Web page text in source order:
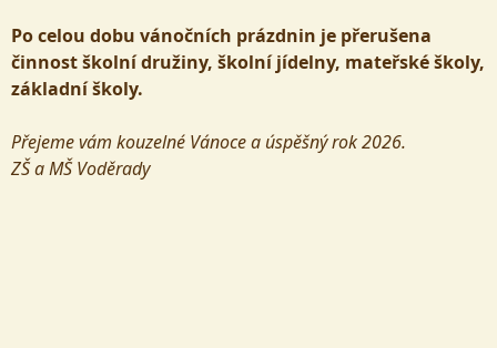
Po celou dobu vánočních prázdnin je přerušena
činnost školní družiny, školní jídelny, mateřské školy,
základní školy.
Přejeme vám kouzelné Vánoce a úspěšný rok 2026.
ZŠ a MŠ Voděrady